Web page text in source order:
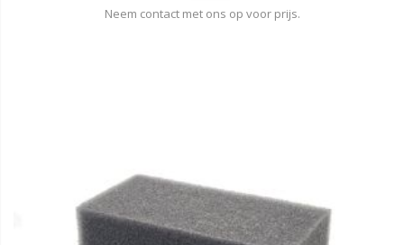
Neem contact met ons op voor prijs.